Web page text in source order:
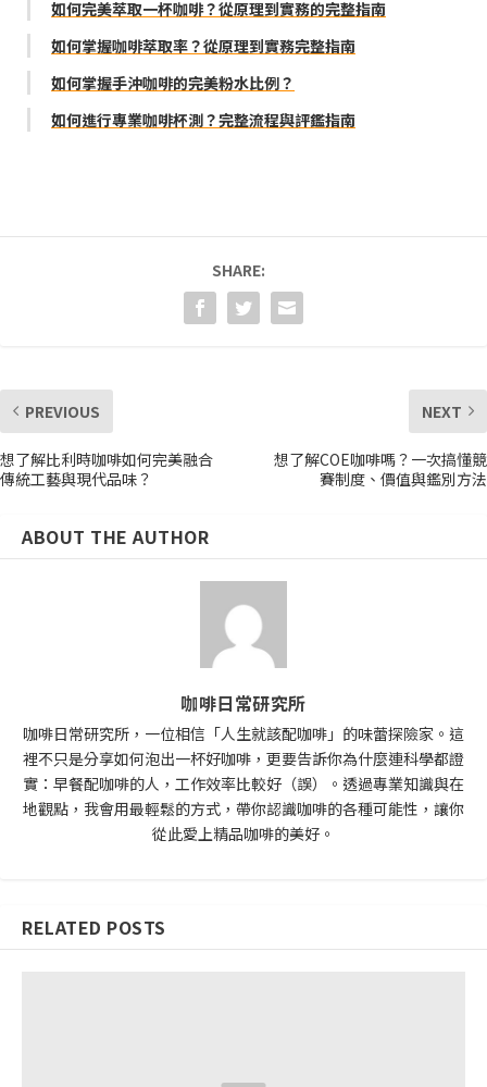
如何完美萃取一杯咖啡？從原理到實務的完整指南
如何掌握咖啡萃取率？從原理到實務完整指南
如何掌握手沖咖啡的完美粉水比例？
如何進行專業咖啡杯測？完整流程與評鑑指南
SHARE:
PREVIOUS
想了解比利時咖啡如何完美融合
傳統工藝與現代品味？
NEXT
想了解COE咖啡嗎？一次搞懂競
賽制度、價值與鑑別方法
ABOUT THE AUTHOR
咖啡日常研究所
咖啡日常研究所，一位相信「人生就該配咖啡」的味蕾探險家。這
裡不只是分享如何泡出一杯好咖啡，更要告訴你為什麼連科學都證
實：早餐配咖啡的人，工作效率比較好（誤）。透過專業知識與在
地觀點，我會用最輕鬆的方式，帶你認識咖啡的各種可能性，讓你
從此愛上精品咖啡的美好。
RELATED POSTS